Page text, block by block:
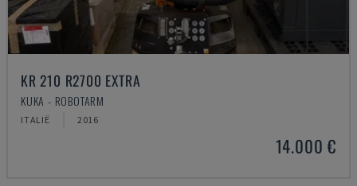
KR 210 R2700 EXTRA
KUKA - ROBOTARM
ITALIË 2016
14.000 €